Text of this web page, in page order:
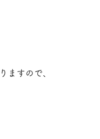
ますので、